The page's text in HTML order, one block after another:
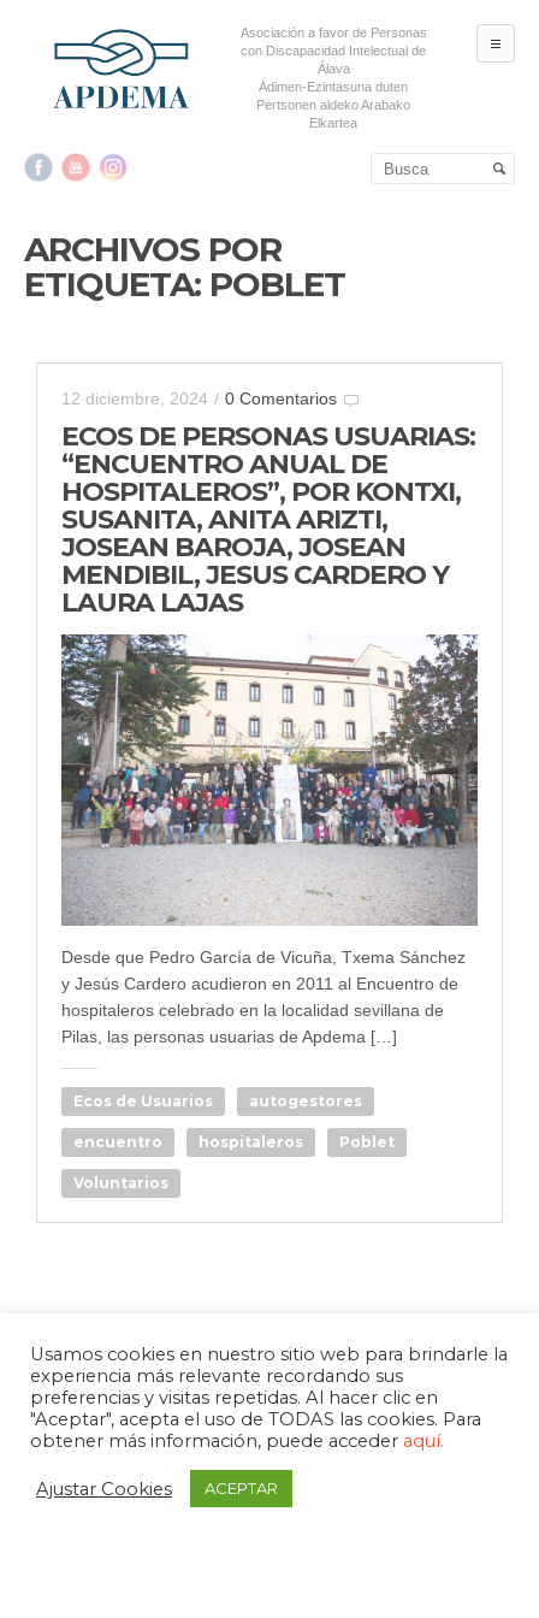
Asociación a favor de Personas
con Discapacidad Intelectual de
Álava
Adimen-Ezintasuna duten
Pertsonen aldeko Arabako
Elkartea
secundario
ARCHIVOS POR
ETIQUETA: POBLET
12 diciembre, 2024 / 0 Comentarios
ECOS DE PERSONAS USUARIAS:
“ENCUENTRO ANUAL DE
HOSPITALEROS”, POR KONTXI,
SUSANITA, ANITA ARIZTI,
JOSEAN BAROJA, JOSEAN
MENDIBIL, JESUS CARDERO Y
LAURA LAJAS
Desde que Pedro García de Vicuña, Txema Sánchez
y Jesús Cardero acudieron en 2011 al Encuentro de
hospitaleros celebrado en la localidad sevillana de
Pilas, las personas usuarias de Apdema […]
Ecos de Usuarios autogestores
encuentro hospitaleros Poblet
Voluntarios
Usamos cookies en nuestro sitio web para brindarle la
experiencia más relevante recordando sus
preferencias y visitas repetidas. Al hacer clic en
"Aceptar", acepta el uso de TODAS las cookies. Para
obtener más información, puede acceder aquí.
Ajustar Cookies ACEPTAR